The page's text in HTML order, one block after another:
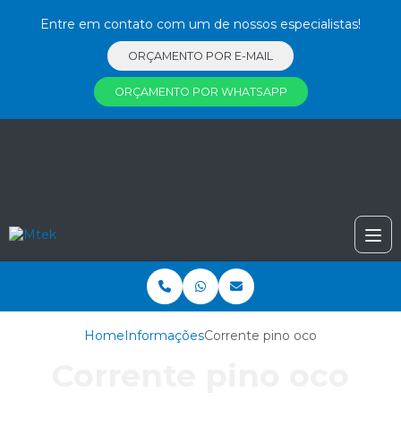
Entre em contato com um de nossos especialistas!
ORÇAMENTO POR E-MAIL
ORÇAMENTO POR WHATSAPP
HomeInformaçõesCorrente pino oco